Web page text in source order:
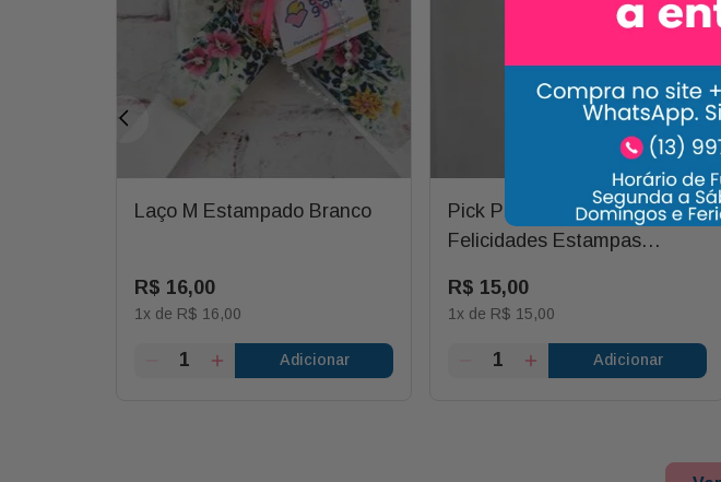
Laço M Estampado Branco
R$ 16,00
1x de R$ 16,00
Adicionar
Pick Para Flores Votos de
Felicidades Estampas
R$ 15,00
1x de R$ 15,00
Adicionar